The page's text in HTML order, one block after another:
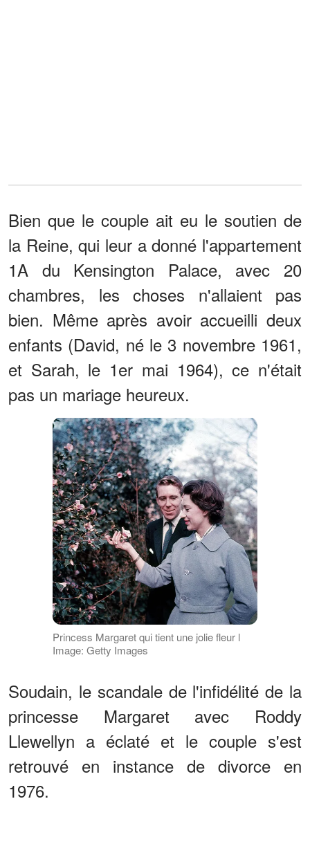
Bien que le couple ait eu le soutien de
la Reine, qui leur a donné l'appartement
1A du Kensington Palace, avec 20
chambres, les choses n'allaient pas
bien. Même après avoir accueilli deux
enfants (David, né le 3 novembre 1961,
et Sarah, le 1er mai 1964), ce n'était
pas un mariage heureux.
Princess Margaret qui tient une jolie fleur l
Image: Getty Images
Soudain, le scandale de l'infidélité de la
princesse Margaret avec Roddy
Llewellyn a éclaté et le couple s'est
retrouvé en instance de divorce en
1976.